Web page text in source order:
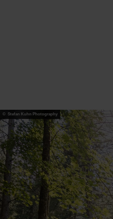
© Stefan Kuhn Photography